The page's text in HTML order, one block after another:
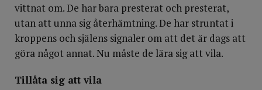
vittnat om. De har bara presterat och presterat,
utan att unna sig återhämtning. De har struntat i
kroppens och själens signaler om att det är dags att
göra något annat. Nu måste de lära sig att vila.
Tillåta sig att vila